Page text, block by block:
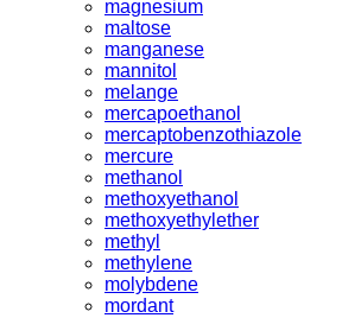
magnesium
maltose
manganese
mannitol
melange
mercapoethanol
mercaptobenzothiazole
mercure
methanol
methoxyethanol
methoxyethylether
methyl
methylene
molybdene
mordant